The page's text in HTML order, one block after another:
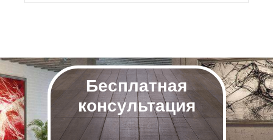
Бесплатная
консультация